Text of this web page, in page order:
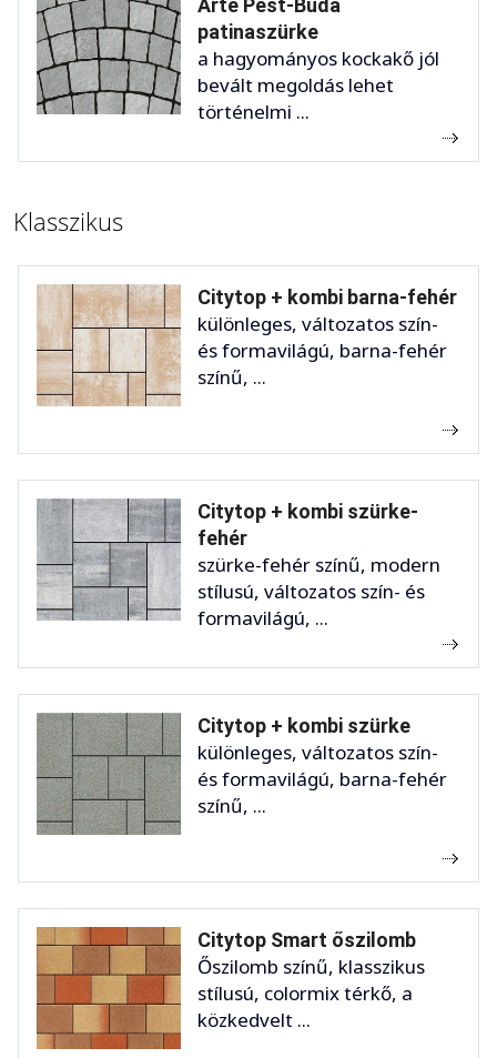
Arte Pest-Buda
patinaszürke
a hagyományos kockakő jól
bevált megoldás lehet
történelmi ...
Klasszikus
Citytop + kombi barna-fehér
különleges, változatos szín-
és formavilágú, barna-fehér
színű, ...
Citytop + kombi szürke-
fehér
szürke-fehér színű, modern
stílusú, változatos szín- és
formavilágú, ...
Citytop + kombi szürke
különleges, változatos szín-
és formavilágú, barna-fehér
színű, ...
Citytop Smart őszilomb
Őszilomb színű, klasszikus
stílusú, colormix térkő, a
közkedvelt ...